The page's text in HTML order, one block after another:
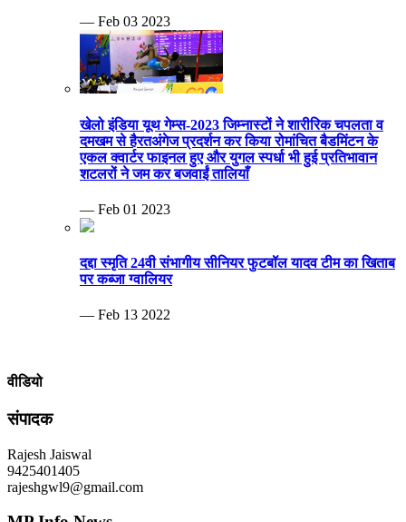
— Feb 03 2023
खेलो इंडिया यूथ गेम्स-2023 जिम्नास्टों ने शारीरिक चपलता व
दमखम से हैरतअंगेज प्रदर्शन कर किया रोमांचित बैडमिंटन के
एकल क्वार्टर फाइनल हुए और युगल स्पर्धा भी हुई प्रतिभावान
शटलरों ने जम कर बजवाईं तालियाँ
— Feb 01 2023
दद्दा स्मृति 24वी संभागीय सीनियर फुटबॉल यादव टीम का खिताब
पर कब्जा ग्वालियर
— Feb 13 2022
वीडियो
संपादक
Rajesh Jaiswal
9425401405
rajeshgwl9@gmail.com